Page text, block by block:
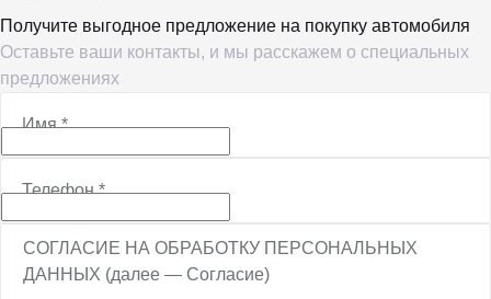
Получите выгодное предложение на покупку автомобиля
Оставьте ваши контакты, и мы расскажем о специальных
предложениях
Имя*
Телефон*
СОГЛАСИЕ НА ОБРАБОТКУ ПЕРСОНАЛЬНЫХ
ДАННЫХ (далее — Согласие)